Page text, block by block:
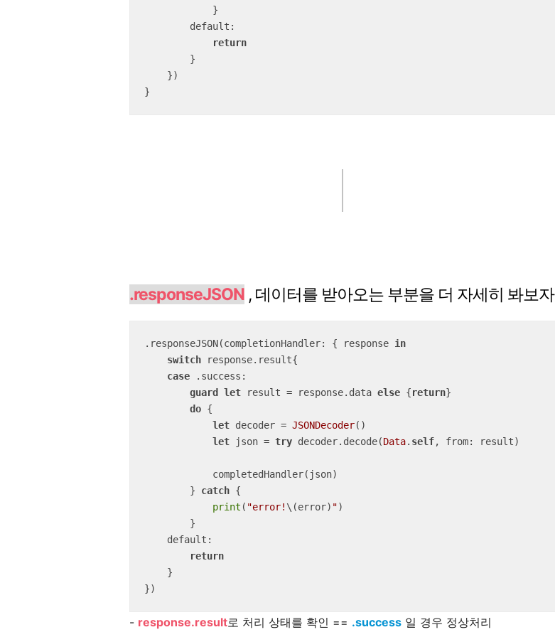
return
}
.responseJSON , 데이터를 받아오는 부분을 더 자세히 봐보자
.responseJSON(completionHandler: { response in
switch response.result{
case .success:
guard
let result = response.data else {return}
do {
let decoder = JSONDecoder()
let json = try decoder.decode(Data. self, from: result)
        }
catch {
print ( "error! \(error) ")
return
})
- response.result로 처리 상태를 확인 == .success 일 경우 정상처리